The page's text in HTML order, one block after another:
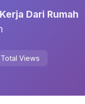
Dari Rumah
Total Views